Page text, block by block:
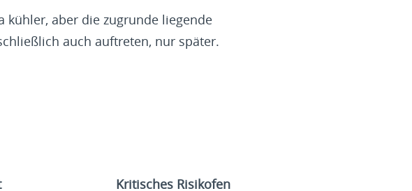
kühler, aber die zugrunde liegende
auch auftreten, nur später.
Kritisches Risikofen